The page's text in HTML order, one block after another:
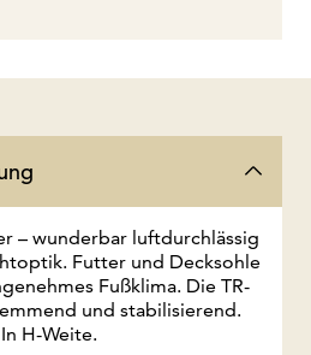
– wunderbar luftdurchlässig
Futter und Decksohle
Fußklima. Die TR-
und stabilisierend.
H-Weite.